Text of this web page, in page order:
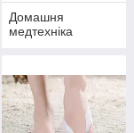
Домашня
медтехніка